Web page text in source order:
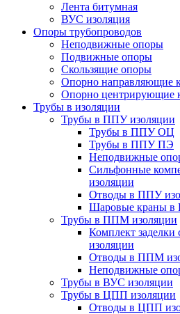
Лента битумная
ВУС изоляция
Опоры трубопроводов
Неподвижные опоры
Подвижные опоры
Скользящие опоры
Опорно направляющие
Опорно центрирующие
Трубы в изоляции
Трубы в ППУ изоляции
Трубы в ППУ ОЦ
Трубы в ППУ ПЭ
Неподвижные
Сильфонные
изоляции
Отводы в ППУ
Шаровые краны в
Трубы в ППМ изоляции
Комплект
изоляции
Отводы в ППМ
Неподвижные
Трубы в ВУС изоляции
Трубы в ЦПП изоляции
Отводы в ЦПП